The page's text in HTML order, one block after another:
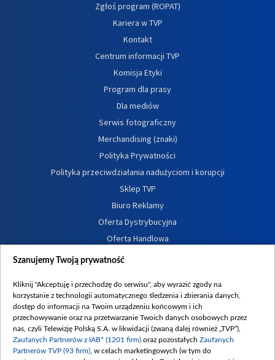
Zgłoś program (ROPAT)
Kariera w TVP
Kontakt
Centrum informacji TVP
Komisja Etyki
Program dla prasy
Dla mediów
Serwis fotograficzny
Merchandising (znaki)
Polityka Prywatności
Polityka przeciwdziałania nadużyciom i korupcji
Sklep TVP
Biuro Reklamy
Oferta Dystrybucyjna
Oferta Handlowa
Dostępność
Procedura zgłoszeń wewnętrznych
Szanujemy Twoją prywatność
Kliknij "Akceptuję i przechodzę do serwisu", aby wyrazić zgody na
korzystanie z technologii automatycznego śledzenia i zbierania danych,
dostęp do informacji na Twoim urządzeniu końcowym i ich
przechowywanie oraz na przetwarzanie Twoich danych osobowych przez
nas, czyli Telewizję Polską S.A. w likwidacji (zwaną dalej również „TVP”),
Zaufanych Partnerów z IAB* (1201 firm) oraz pozostałych Zaufanych
Partnerów TVP (93 firm) , w celach marketingowych (w tym do